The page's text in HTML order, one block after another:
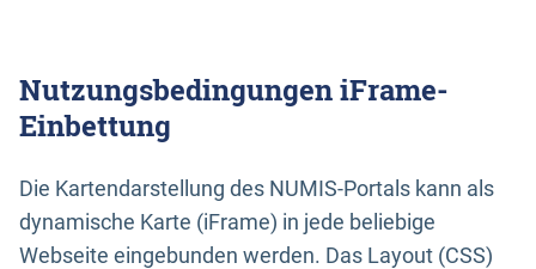
Nutzungsbedingungen iFrame-
Einbettung
Die Kartendarstellung des NUMIS-Portals kann als
dynamische Karte (iFrame) in jede beliebige
Webseite eingebunden werden. Das Layout (CSS)